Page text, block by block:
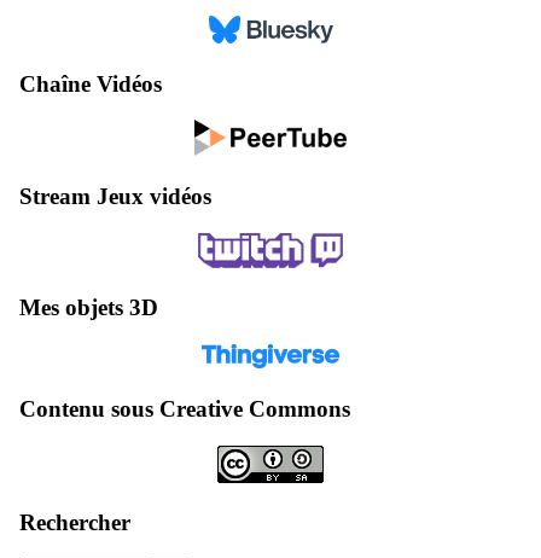
Chaîne Vidéos
Stream Jeux vidéos
Mes objets 3D
Contenu sous Creative Commons
Rechercher